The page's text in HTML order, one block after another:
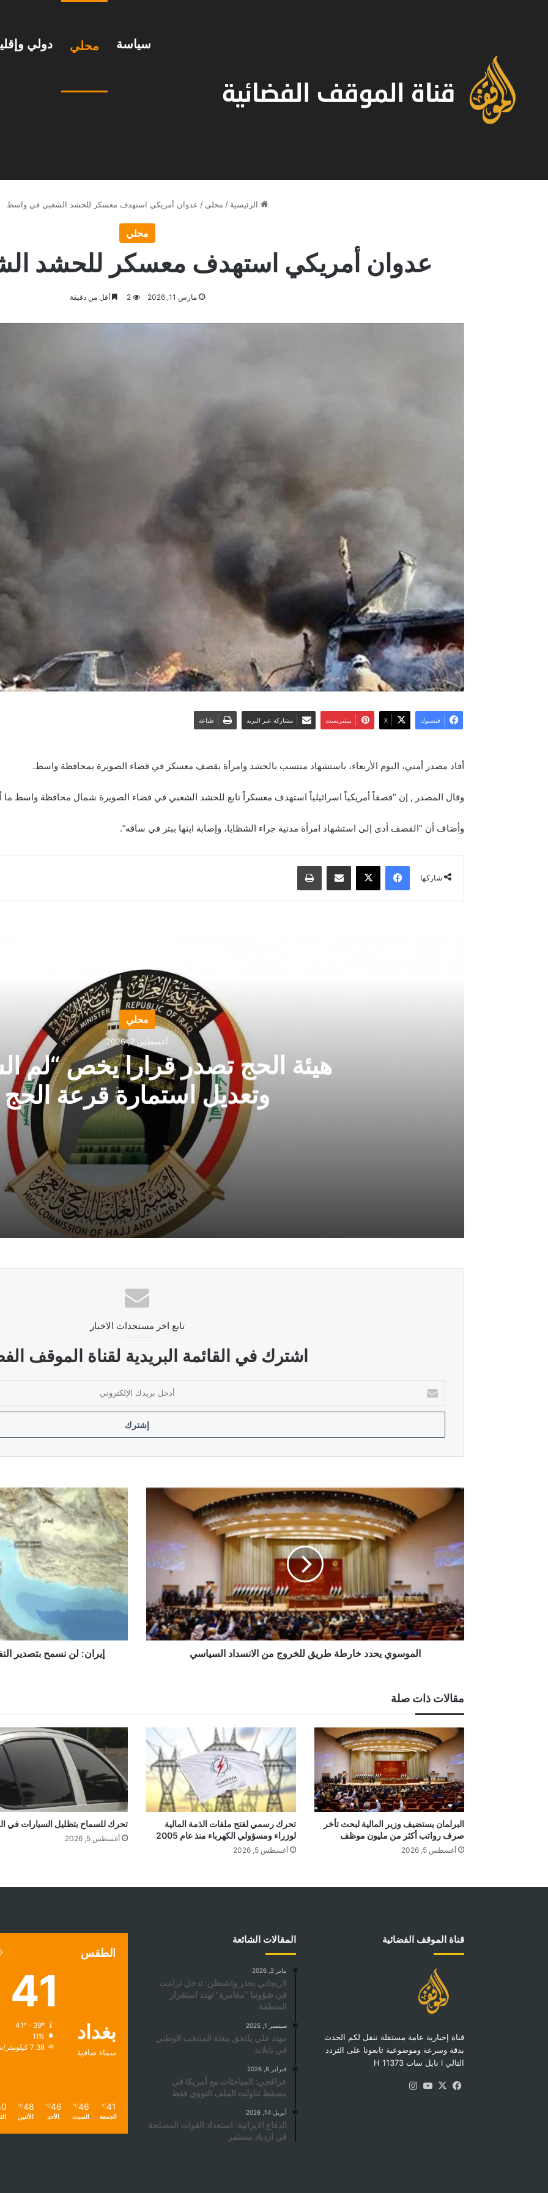
سياسة محلي دولي
الرئيسية / محلي / عدوان أمريكي استهدف معسكر للحشد الشعبي في واسط
محلي
عدوان أمريكي استهدف معسكر للحشد
مارس 11, 2026 2 أقل من دقيقة
فيسبوك ‫X بينتيريست مشاركة عبر البريد طباعة
أفاد مصدر أمني، اليوم الأربعاء، باستشهاد منتسب بالحشد وامرأة بقصف معسكر في قضاء الصويرة بمحافظة واسط.
وقال المصدر , إن “قصفاً أمريكياً اسرائيلياً استهدف معسكراً تابع للحشد الشعبي في قضاء الصويرة شمال محافظة واسط
وأضاف أن “القصف أدى إلى استشهاد امرأة مدنية جراء الشظايا، وإصابة ابنها ببتر في ساقه”.
شاركها
فيسبوك ‫X مشاركة عبر البريد طباعة
محلي
أغسطس 7, 2026
هيئة الحج تصدر قرارا يخص “لم
وتعديل استمارة قرعة الحج
هيئة الحج تصدر قرارا يخص “لم الشمل” وتعديل استمارة قرعة الحج
الداخلية: إجراءات مراقبة الشريط الحدودي تعتمد على التقنيات الحديثة
العراق يرفع الجاهزية الأمنية والقتالية للقوات العسكرية بتوجيه من القائد العام
تابع اخر مستجدات الاخبار
اشترك في القائمة البريدية لقناة الموقف
بريدك
الإلكتروني
الموسوي
للخروج
من
الانسداد
السياسي
الموسوي يحدد خارطة طريق للخروج من الانسداد السياسي
إيران:
لن
نسمح
بتصدير
النفط
عبر
مضيق
هرمز
لصالح
أمريكا
إيران: لن نسمح بتصدير
مقالات ذات صلة
البرلمان يستضيف وزير المالية لبحث تأخر
صرف رواتب أكثر من مليون موظف
أغسطس 5, 2026
تحرك رسمي لفتح ملفات الذمة المالية
لوزراء ومسؤولي الكهرباء منذ عام 2005
أغسطس 5, 2026
تحرك للسماح بتظليل السيارات في
أغسطس 5, 2026
قناة الموقف الفضائية
قناة إخبارية عامة مستقلة ننقل لكم الحدث
بدقة وسرعة وموضوعية تابعونا على التردد
التالي I نايل سات 11373 H
فيسبوك
‫X
‫YouTube
المقالات الشائعة
يناير 2, 2026
لاريجاني يحذر واشنطن: تدخل ترامب
في شؤوننا “مغامرة” تهدد استقرار
المنطقة
سبتمبر 1, 2025
مهند علي يلتحق ببعثة المنتخب الوطني
في تايلاند
فبراير 8, 2026
عراقجي: المباحثات مع أمريكا في
مسقط تناولت الملف النووي فقط
أبريل 14, 2026
الدفاع الايرانية: استعداد القوات المسلحة
في ازدياد مستمر
الطقس
بغداد
سماء صافية
41
41º - 39º
11%
7.38 كيلومتر/ساعة
41
℃
الجمعة
46
℃
السبت
46
℃
الأحد
48
℃
الأثنين